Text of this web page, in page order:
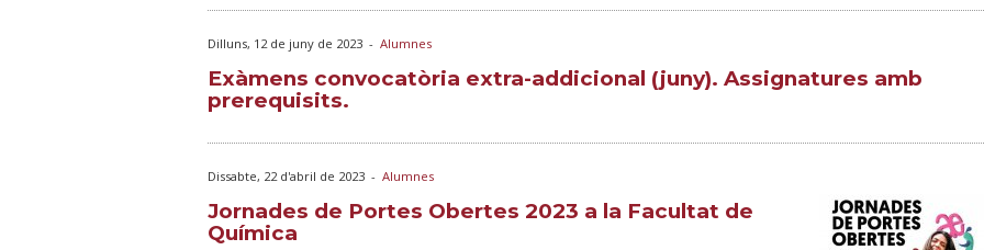
Dilluns, 12 de juny de 2023 - Alumnes
Exàmens convocatòria extra-addicional (juny). Assignatures amb
prerequisits.
Dissabte, 22 d'abril de 2023 - Alumnes
Jornades de Portes Obertes 2023 a la Facultat de
Química